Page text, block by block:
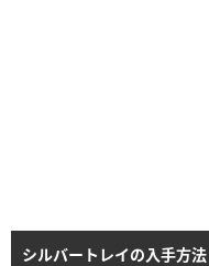
シルバートレイの入手方法